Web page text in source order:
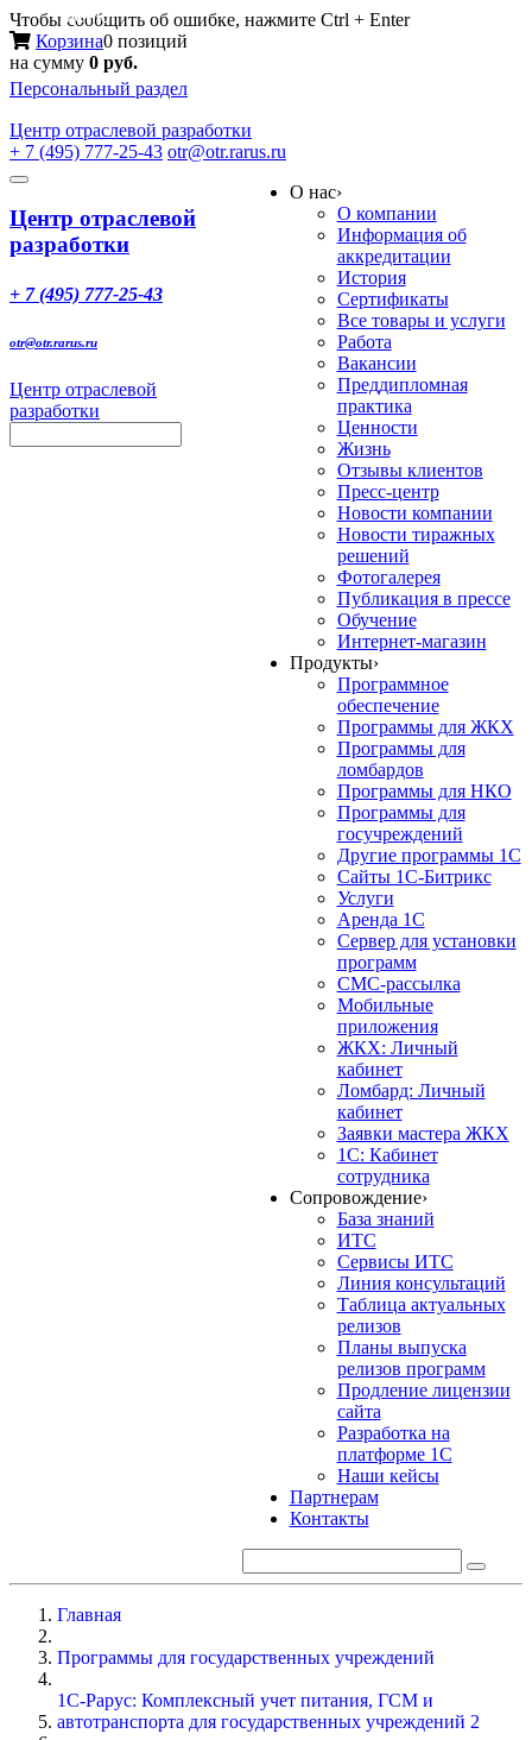
Чтобы сообщить об ошибке, нажмите Ctrl + Enter
Корзина0 позиций
на сумму 0 руб.
Персональный раздел
Центр отраслевой разработки
+ 7 (495) 777-25-43 otr@otr.rarus.ru
Toggle
Меню
Центр отраслевой
разработки
+ 7 (495) 777-25-43
otr@otr.rarus.ru
Центр отраслевой
разработки
О нас›
О компании
Информация об
аккредитации
История
Сертификаты
Все товары и услуги
Работа
Вакансии
Преддипломная
практика
Ценности
Жизнь
Отзывы клиентов
Пресс-центр
Новости компании
Новости тиражных
решений
Фотогалерея
Публикация в прессе
Обучение
Интернет-магазин
Продукты›
Программное
обеспечение
Программы для ЖКХ
Программы для
ломбардов
Программы для НКО
Программы для
госучреждений
Другие программы 1С
Сайты 1С-Битрикс
Услуги
Аренда 1С
Сервер для установки
программ
СМС-рассылка
Мобильные
приложения
ЖКХ: Личный
кабинет
Ломбард: Личный
кабинет
Заявки мастера ЖКХ
1С: Кабинет
сотрудника
Сопровождение›
База знаний
ИТС
Сервисы ИТС
Линия консультаций
Таблица актуальных
релизов
Планы выпуска
релизов программ
Продление лицензии
сайта
Разработка на
платформе 1С
Наши кейсы
Партнерам
Контакты
Главная
Программы для государственных учреждений
1С-Рарус: Комплексный учет питания, ГСМ и
автотранспорта для государственных учреждений 2